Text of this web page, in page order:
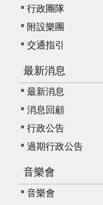
行政團隊
附設樂團
交通指引
最新消息
最新消息
消息回顧
行政公告
過期行政公告
音樂會
音樂會